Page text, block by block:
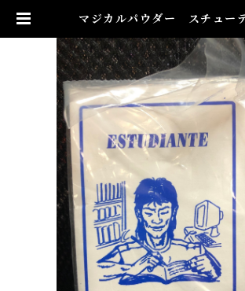
マジカルパウダー スチュー
Airies Mystical アイリス
ィカル マダムアイリスの風
格白魔術